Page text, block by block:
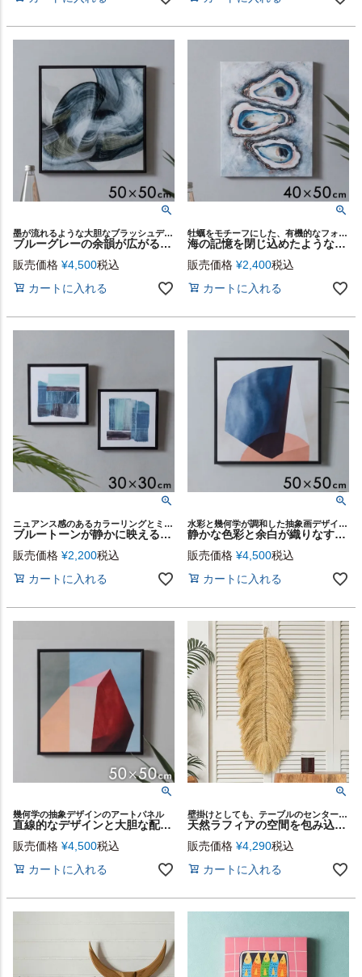
墨が流れるような大胆なブラッシュデザインが印象的な、モダンな抽象アートパネル
ブルーグレーの余韻が広がる抽象画キャンバスアート[ Whirls of Shadows／キャンバスアート ]フレーム付き 50×50cm[67298-bk]
販売価格 ¥4,500税込
カートに入れる
牡蠣をモチーフにした、有機的なフォルムが目を惹くキャンバスアート
海の記憶を閉じ込めたようなオイスターモチーフのアートパネル[ Oyster Trio／キャンバスアート ] 40×50cm[67297]
販売価格 ¥2,400税込
カートに入れる
ニュアンス感のあるカラーリングとミニマルなデザインが調和したアートパネル2種
ブルートーンが静かに映える抽象画アートパネル[ Calm brushwork／キャンバスアート ]フレーム付き 30×30cm[6729]
販売価格 ¥2,200税込
カートに入れる
水彩と幾何学が調和した抽象画デザインのアートパネル
静かな色彩と余白が織りなすモダンな抽象アートパネル[ Minimal Tone - Airy ／キャンバスアート ]ブラックフレーム付き50×50cm[67293-bk]
販売価格 ¥4,500税込
カートに入れる
幾何学の抽象デザインのアートパネル
直線的なデザインと大胆な配色がモダンに彩るアートパネル[ Minimal Tone - Angular ／キャンバスアート ]ブラックフレーム付き50×50cm[67292-bk]
販売価格 ¥4,500税込
カートに入れる
壁掛けとしても、テーブルのセンターピースとしても使える2WAY仕様
天然ラフィアの空間を包み込む存在感あるフェザーウォールタペストリー[14295]
販売価格 ¥4,290税込
カートに入れる